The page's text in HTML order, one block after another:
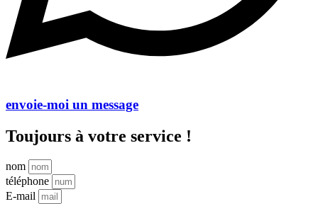
envoie-moi un message
Toujours à votre service !
nom
téléphone
E-mail